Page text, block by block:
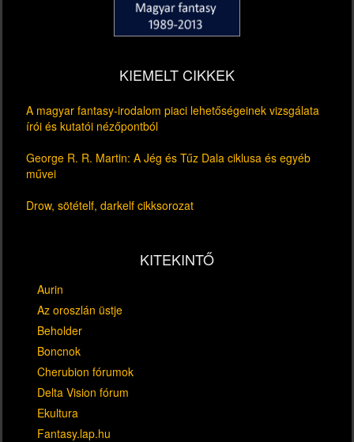
KIEMELT CIKKEK
A magyar fantasy-irodalom piaci lehetőségeinek vizsgálata
írói és kutatói nézőpontból
George R. R. Martin: A Jég és Tűz Dala ciklusa és egyéb
művei
Drow, sötételf, darkelf cikksorozat
KITEKINTŐ
Aurin
Az oroszlán üstje
Beholder
Boncnok
Cherubion fórumok
Delta Vision fórum
Ekultura
Fantasy.lap.hu